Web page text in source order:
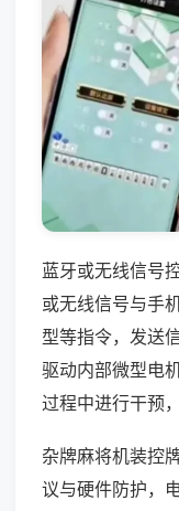
蓝牙或无线信号
或无线信号与手
型等指令，发送
驱动内部微型电
过程中进行干预
杂牌麻将机装控
议与硬件防护，